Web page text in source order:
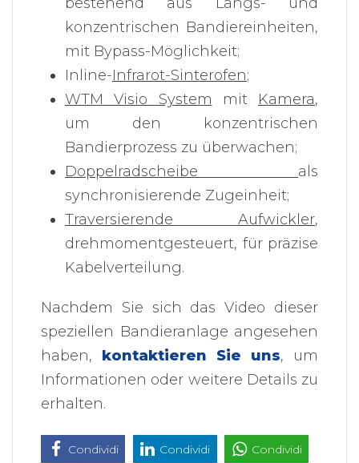
konzentrischen Bandiereinheiten,
mit Bypass-Möglichkeit;
Inline-Infrarot-Sinterofen;
WTM Visio System mit Kamera,
um den konzentrischen
Bandierprozess zu überwachen;
Doppelradscheibe als
synchronisierende Zugeinheit;
Traversierende Aufwickler,
drehmomentgesteuert, für präzise
Kabelverteilung.
Nachdem Sie sich das Video dieser
speziellen Bandieranlage angesehen
haben, kontaktieren Sie uns, um
Informationen oder weitere Details zu
erhalten.
Condividi Condividi Condividi